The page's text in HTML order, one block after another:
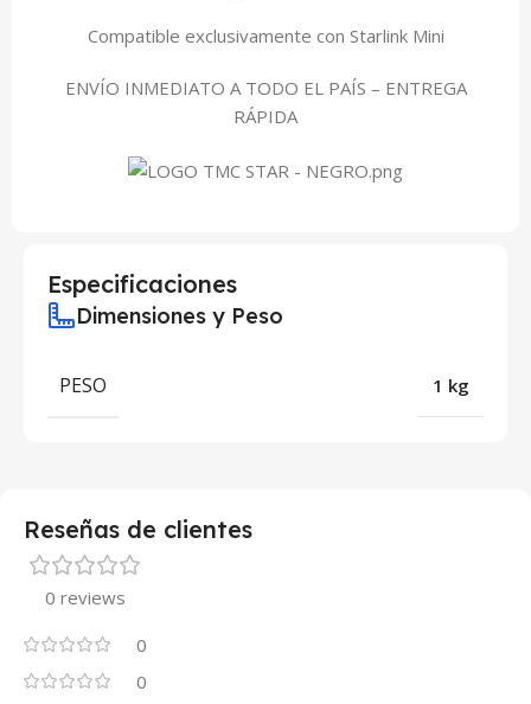
Compatible exclusivamente con Starlink Mini
ENVÍO INMEDIATO A TODO EL PAÍS – ENTREGA
RÁPIDA
Especificaciones
Dimensiones y Peso
PESO 1 kg
Reseñas de clientes
0 reviews
0
0